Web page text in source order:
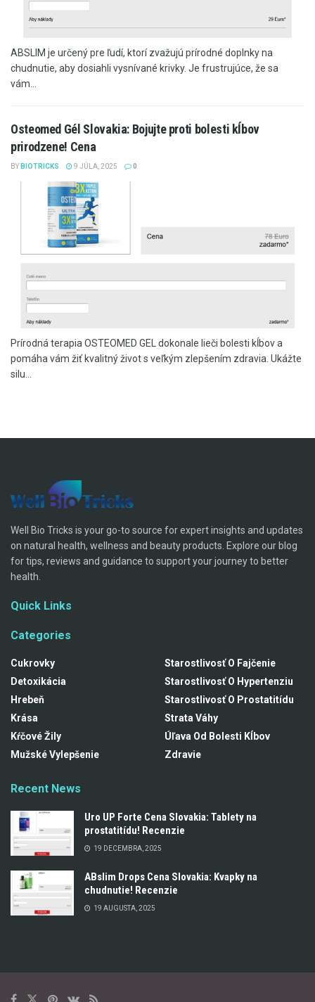
ABSLIM je určený pre ľudí, ktorí zvažujú prírodné doplnky na
chudnutie, aby dosiahli vysnívané krivky. Je frustrujúce, že sa
vám...
Osteomed Gél Slovakia: Bojujte proti bolesti kĺbov
prirodzene! Cena
BY BIOTRICKS 9 JÚLA, 2025 0
Prírodná terapia OSTEOMED GEL dokonale lieči bolesti kĺbov a
pomáha vám žiť kvalitný život s veľkým zlepšením zdravia. Ukážte
silu...
Well Bio Tricks is your go-to source for expert insights and updates
on natural health, wellness and beauty products. Explore our blog
for tips, reviews and guidance to support your journey to better
health.
Quick Links
Categories
Cukrovky
Detoxikácia
Hrebeň
Krása
Kŕčové Žily
Mužské Vylepšenie
Starostlivosť O Fajčenie
Starostlivosť O Hypertenziu
Starostlivosť O Prostatitídu
Strata Váhy
Úľava Od Bolesti Kĺbov
Zdravie
Recent News
Uro UP Forte Cena Slovakia: Tablety na
prostatitídu! Recenzie
19 DECEMBRA, 2025
ABslim Drops Cena Slovakia: Kvapky na
chudnutie! Recenzie
19 AUGUSTA, 2025